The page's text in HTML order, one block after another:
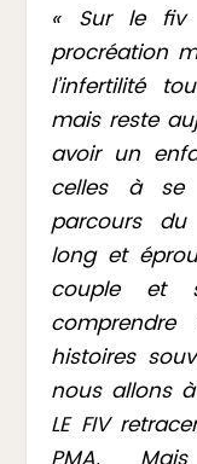
« Sur le
procréation
l’infertilité
mais reste
avoir un
celles à se
parcours
long et
couple et
histoires
nous allons
LE FIV